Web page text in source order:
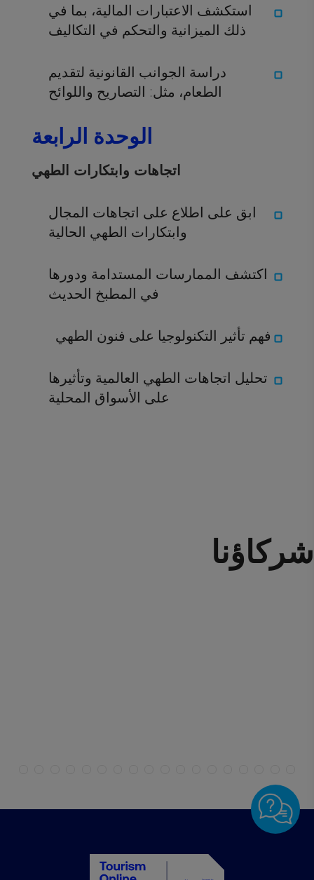
استكشف الاعتبارات المالية، بما في
ذلك الميزانية والتحكم في التكاليف
دراسة الجوانب القانونية لتقديم
الطعام، مثل: التصاريح واللوائح
الوحدة الرابعة
اتجاهات وابتكارات الطهي
ابق على اطلاع على اتجاهات المجال
وابتكارات الطهي الحالية
اكتشف الممارسات المستدامة ودورها
في المطبخ الحديث
فهم تأثير التكنولوجيا على فنون الطهي
تحليل اتجاهات الطهي العالمية وتأثيرها
على الأسواق المحلية
شركاؤنا